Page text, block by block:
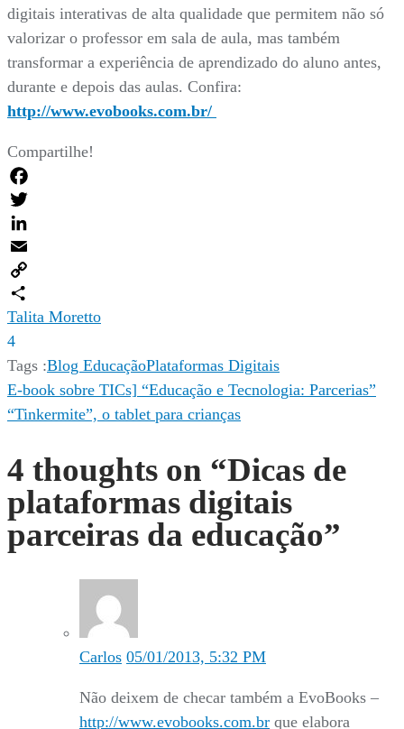
digitais interativas de alta qualidade que permitem não só
valorizar o professor em sala de aula, mas também
transformar a experiência de aprendizado do aluno antes,
durante e depois das aulas. Confira:
http://www.evobooks.com.br/
Compartilhe!
Facebook
Twitter
LinkedIn
Email
Copy
Link
Compartilhar
Talita Moretto
4
Tags :Blog EducaçãoPlataformas Digitais
Navegação
de
Post
E-book sobre TICs] “Educação e Tecnologia: Parcerias”
“Tinkermite”, o tablet para crianças
4 thoughts on “Dicas de
plataformas digitais
parceiras da educação”
Carlos 05/01/2013, 5:32 PM
Não deixem de checar também a EvoBooks –
http://www.evobooks.com.br que elabora